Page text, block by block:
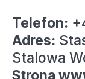
Telefon:
Adres:
Stalowa
Strona